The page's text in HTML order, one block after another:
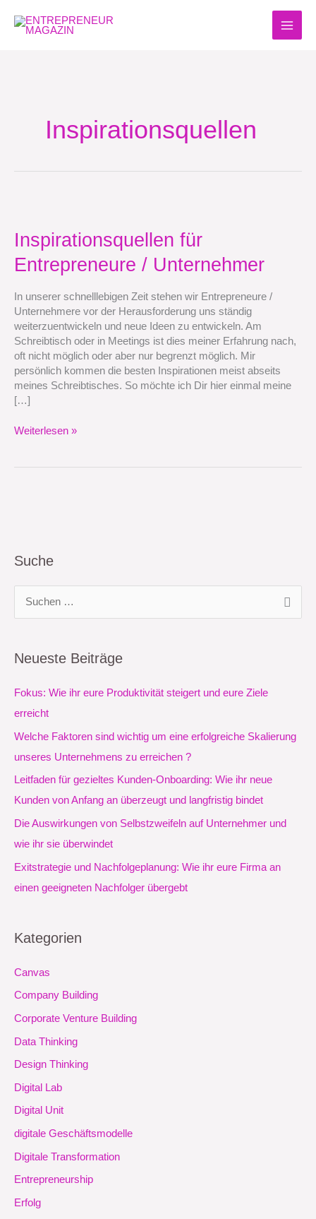
Inhalt
springen
Inspirationsquellen
Inspirationsquellen für
Entrepreneure / Unternehmer
In unserer schnelllebigen Zeit stehen wir Entrepreneure /
Unternehmere vor der Herausforderung uns ständig
weiterzuentwickeln und neue Ideen zu entwickeln. Am
Schreibtisch oder in Meetings ist dies meiner Erfahrung nach,
oft nicht möglich oder aber nur begrenzt möglich. Mir
persönlich kommen die besten Inspirationen meist abseits
meines Schreibtisches. So möchte ich Dir hier einmal meine
[…]
Entrepreneure
/
Unternehmer
Weiterlesen »
Suche
h
e
Neueste Beiträge
Fokus: Wie ihr eure Produktivität steigert und eure Ziele
erreicht
Welche Faktoren sind wichtig um eine erfolgreiche Skalierung
unseres Unternehmens zu erreichen ?
Leitfaden für gezieltes Kunden-Onboarding: Wie ihr neue
Kunden von Anfang an überzeugt und langfristig bindet
Die Auswirkungen von Selbstzweifeln auf Unternehmer und
wie ihr sie überwindet
Exitstrategie und Nachfolgeplanung: Wie ihr eure Firma an
einen geeigneten Nachfolger übergebt
Kategorien
Canvas
Company Building
Corporate Venture Building
Data Thinking
Design Thinking
Digital Lab
Digital Unit
digitale Geschäftsmodelle
Digitale Transformation
Entrepreneurship
Erfolg